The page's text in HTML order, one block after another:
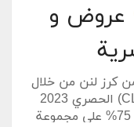
عروض و
كرز لنن من خلال
رمز (CLIC) الحصري 2023
للحصول على خصومات رائعة تصل إلى 75% على مجموعة